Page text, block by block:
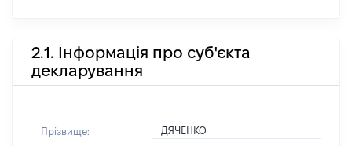
2.1. Інформація про суб'єкта
декларування
Прізвище: ДЯЧЕНКО